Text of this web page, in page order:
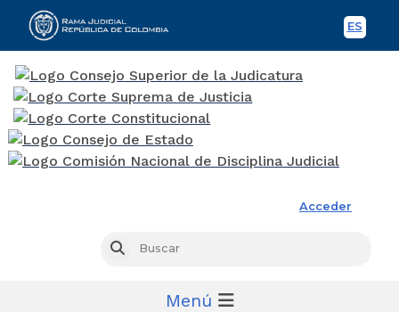
ES
Acceder
Buscar
Menú